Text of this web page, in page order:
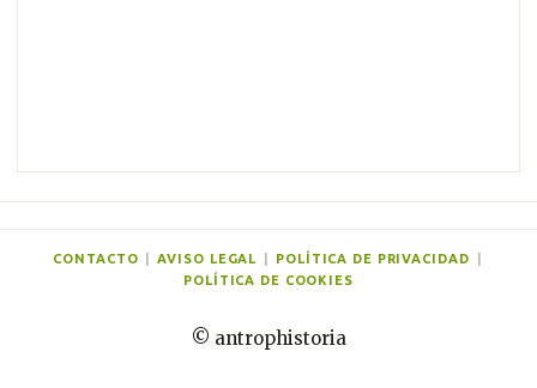
© antrophistoria
CONTACTO AVISO LEGAL POLÍTICA DE PRIVACIDAD
POLÍTICA DE COOKIES